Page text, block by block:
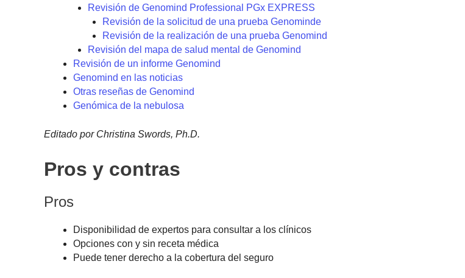
Revisión de Genomind Professional PGx EXPRESS
Revisión de la solicitud de una prueba Genominde
Revisión de la realización de una prueba Genomind
Revisión del mapa de salud mental de Genomind
Revisión de un informe Genomind
Genomind en las noticias
Otras reseñas de Genomind
Genómica de la nebulosa
Editado por Christina Swords, Ph.D.
Pros y contras
Pros
Disponibilidad de expertos para consultar a los clínicos
Opciones con y sin receta médica
Puede tener derecho a la cobertura del seguro